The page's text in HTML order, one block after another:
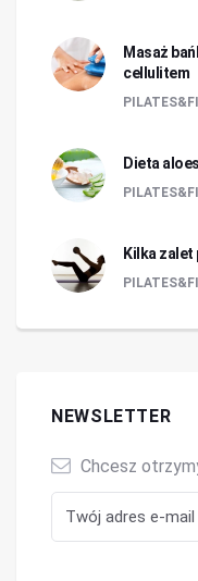
Masaż
cellulitem
Dieta
Kilka
NEWSLETTER
Chcesz